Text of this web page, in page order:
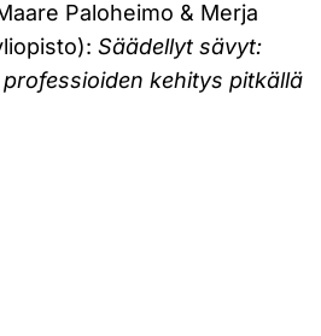
Paloheimo & Merja
Säädellyt sävyt:
kehitys pitkällä